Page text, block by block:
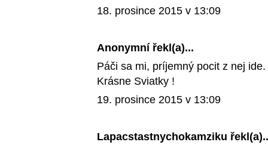
18. prosince 2015 v 13:09
Anonymní řekl(a)...
Páči sa mi, príjemný pocit z nej ide.
Krásne Sviatky !
19. prosince 2015 v 13:09
Lapacstastnychokamziku